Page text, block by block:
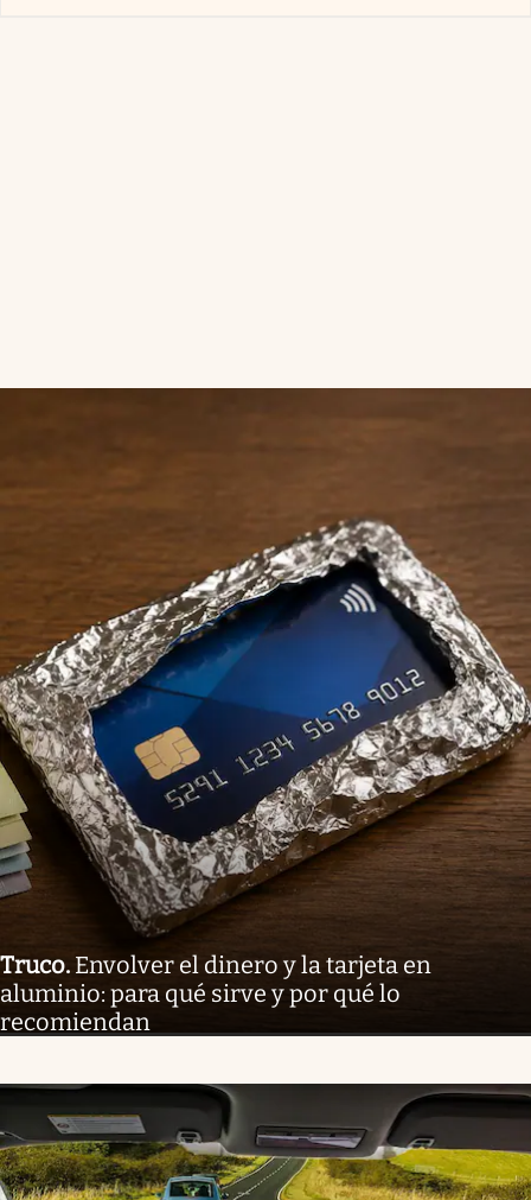
Truco. Envolver el dinero y la tarjeta en
aluminio: para qué sirve y por qué lo
recomiendan